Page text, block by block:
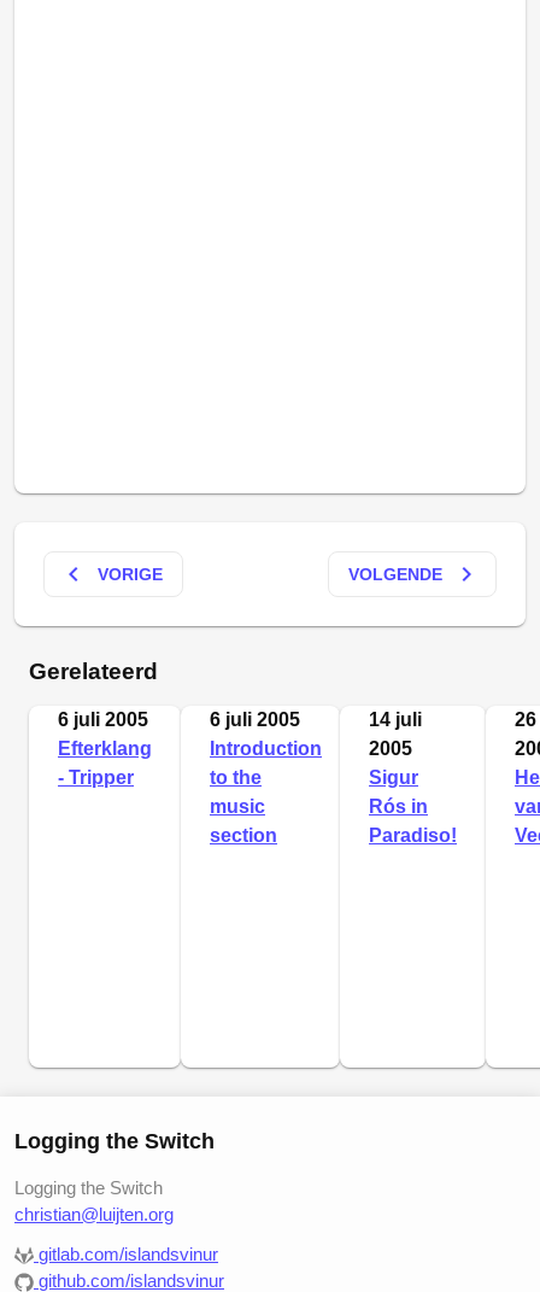
keyboard_arrow_left VORIGE VOLGENDE keyboard_arrow_right
Gerelateerd
6 juli 2005
Efterklang
- Tripper
6 juli 2005
Introduction
to the
music
section
14 juli
2005
Sigur
Rós in
Paradiso!
Logging the Switch
Logging the Switch
christian@luijten.org
gitlab.com/islandsvinur
github.com/islandsvinur